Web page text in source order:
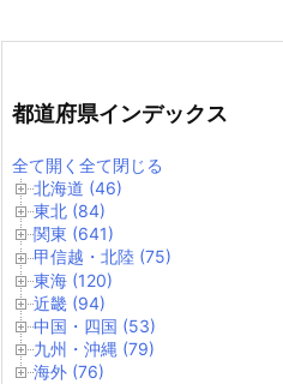
都道府県インデックス
全て開く 全て閉じる
北海道 (46)
東北 (84)
関東 (641)
甲信越・北陸 (75)
東海 (120)
近畿 (94)
中国・四国 (53)
九州・沖縄 (79)
海外 (76)